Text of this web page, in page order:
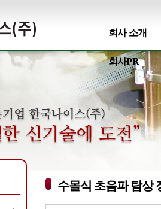
회사 소개
회사PR
수몰식 초음파 탐상